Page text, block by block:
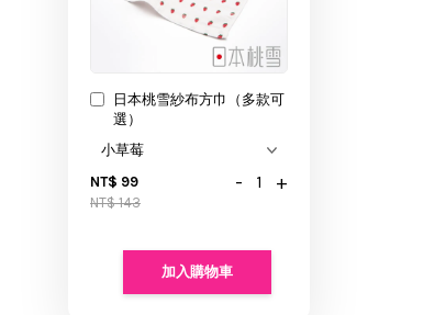
日本桃雪紗布方巾（多款可
選）
NT$ 99
NT$ 143
- +
加入購物車